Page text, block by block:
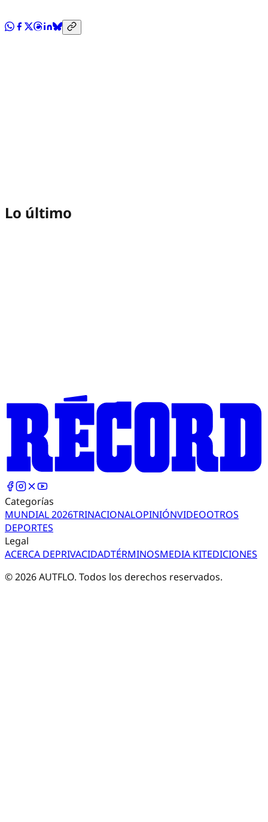
Lo último
Categorías
MUNDIAL 2026TRINACIONALOPINIÓNVIDEOOTROS
DEPORTES
Legal
ACERCA DEPRIVACIDADTÉRMINOSMEDIA KITEDICIONES
©2026AUTFLO. Todos los derechos reservados.